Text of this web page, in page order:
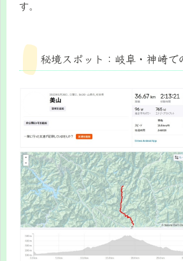
す。
秘境スポット：岐阜・神崎で